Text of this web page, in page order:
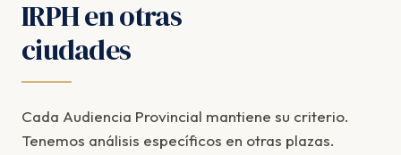
IRPH en otras
ciudades
Cada Audiencia Provincial mantiene su criterio.
Tenemos análisis específicos en otras plazas.